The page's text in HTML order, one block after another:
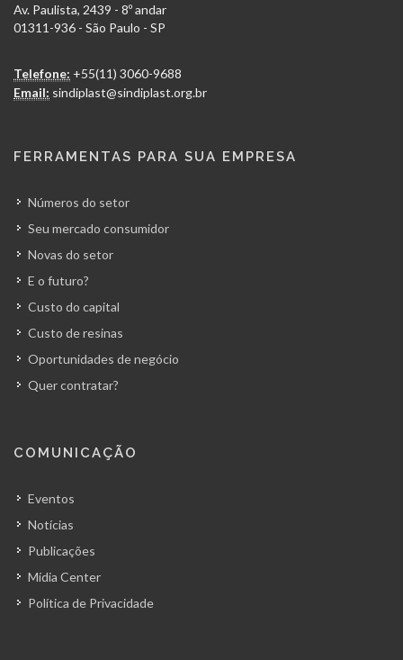
Av. Paulista, 2439 - 8º andar
01311-936 - São Paulo - SP
Telefone: +55(11) 3060-9688
Email: sindiplast@sindiplast.org.br
FERRAMENTAS PARA SUA EMPRESA
Números do setor
Seu mercado consumidor
Novas do setor
E o futuro?
Custo do capital
Custo de resinas
Oportunidades de negócio
Quer contratar?
COMUNICAÇÃO
Eventos
Notícias
Publicações
Mídia Center
Política de Privacidade